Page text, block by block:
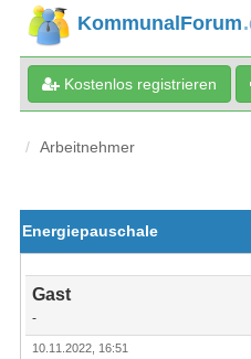
KommunalForum
Kostenlos registrieren
Arbeitnehmer
Energiepauschale
Gast
-
10.11.2022, 16:51